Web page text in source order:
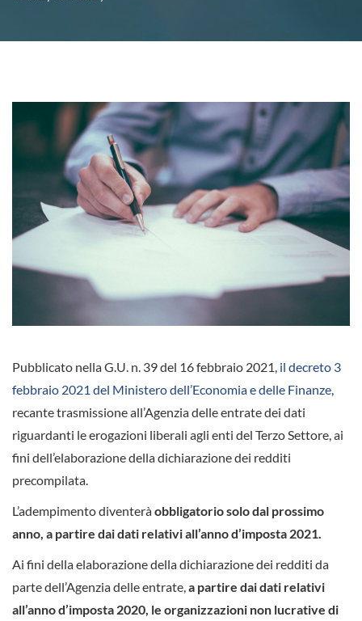
Pubblicato nella G.U. n. 39 del 16 febbraio 2021, il decreto 3
febbraio 2021 del Ministero dell’Economia e delle Finanze,
recante trasmissione all’Agenzia delle entrate dei dati
riguardanti le erogazioni liberali agli enti del Terzo Settore, ai
fini dell’elaborazione della dichiarazione dei redditi
precompilata.
L’adempimento diventeràobbligatorio solo dal prossimo
anno, a partire dai dati relativi all’anno d’imposta 2021.
Ai fini della elaborazione della dichiarazione dei redditi da
parte dell’Agenzia delle entrate,a partire dai dati relativi
all’anno d’imposta 2020, le organizzazioni non lucrative di